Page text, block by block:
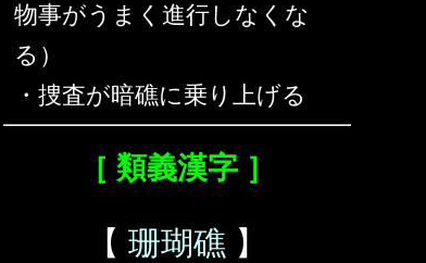
物事がうまく進行しなくな
る）
・捜査が暗礁に乗り上げる
［ 類義漢字 ］
【 珊瑚礁 】